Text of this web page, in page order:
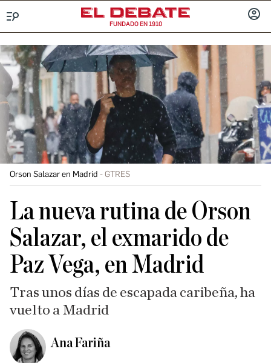
FUNDADO EN 1910
Orson Salazar en Madrid GTRES
La nueva rutina de Orson
Salazar, el exmarido de
Paz Vega, en Madrid
Tras unos días de escapada caribeña, ha
vuelto a Madrid
Ana Fariña